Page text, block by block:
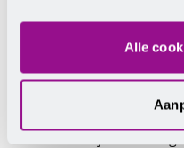
Alle
Hoe nu verder?
We blijven ons inzetten
arbeidsvoorwaarden.
collega’s in gesprek te